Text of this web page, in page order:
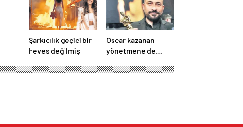
Şarkıcılık geçici bir
heves değilmiş
Oscar kazanan
yönetmene de